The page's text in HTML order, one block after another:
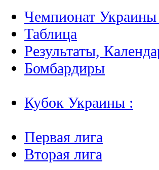
Чемпионат Украины
Таблица
Результаты,
Бомбардиры
Кубок Украины :
Первая лига
Вторая лига